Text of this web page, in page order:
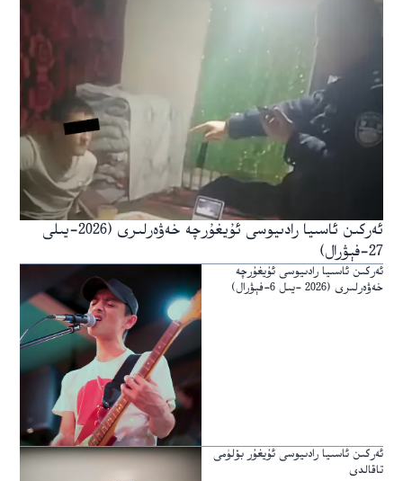
ئەركىن ئاسىيا رادىيوسى ئۇيغۇرچە خەۋەرلىرى (2026-يىلى
27-فېۋرال)
ئەركىن ئاسىيا رادىيوسى ئۇيغۇرچە
خەۋەرلىرى (2026 -يىل 6-فېۋرال)
ئەركىن ئاسىيا رادىيوسى ئۇيغۇر بۆلۈمى
تاقالدى